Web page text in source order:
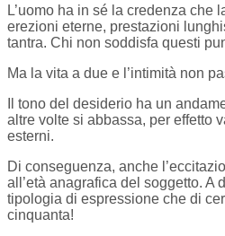
L’uomo ha in sé la credenza che
erezioni eterne, prestazioni
tantra. Chi non soddisfa questi
Ma la vita a due e l’intimità non
Il tono del desiderio ha un
altre volte si abbassa, per effetto
esterni.
Di conseguenza, anche
all’età anagrafica del soggetto. A
tipologia di espressione che di
cinquanta!